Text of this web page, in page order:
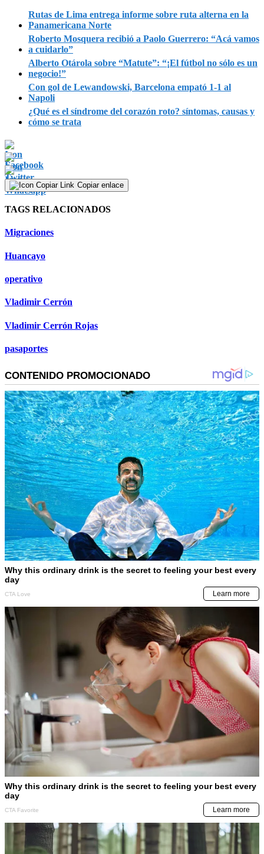
Rutas de Lima entrega informe sobre ruta alterna en la
Panamericana Norte
Roberto Mosquera recibió a Paolo Guerrero: “Acá vamos
a cuidarlo”
Alberto Otárola sobre “Matute”: “¡El fútbol no sólo es un
negocio!”
Con gol de Lewandowski, Barcelona empató 1-1 al
Napoli
¿Qué es el síndrome del corazón roto? síntomas, causas y
cómo se trata
Copiar enlace
TAGS RELACIONADOS
Migraciones
Huancayo
operativo
Vladimir Cerrón
Vladimir Cerrón Rojas
pasaportes